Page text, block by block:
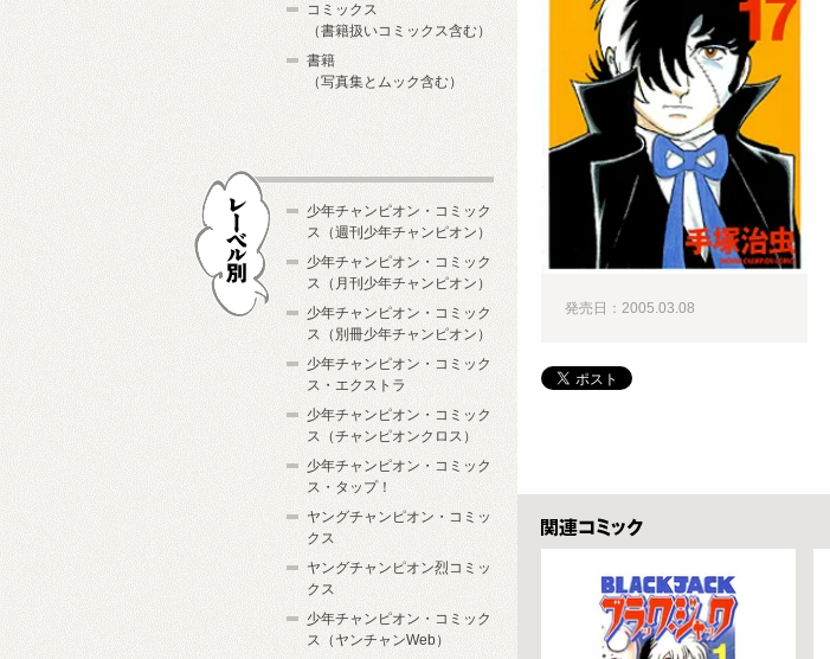
発売日：2005.03.08
関連コミックス
コミックス
（書籍扱いコミックス含む）
書籍
（写真集とムック含む）
少年チャンピオン・コミック
ス（週刊少年チャンピオン）
少年チャンピオン・コミック
ス（月刊少年チャンピオン）
少年チャンピオン・コミック
ス（別冊少年チャンピオン）
少年チャンピオン・コミック
ス・エクストラ
少年チャンピオン・コミック
ス（チャンピオンクロス）
少年チャンピオン・コミック
ス・タップ！
ヤングチャンピオン・コミッ
クス
ヤングチャンピオン烈コミッ
クス
少年チャンピオン・コミック
ス（ヤンチャンWeb）